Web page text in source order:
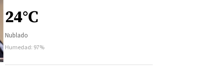
24°C
Nublado
Humedad: 97%